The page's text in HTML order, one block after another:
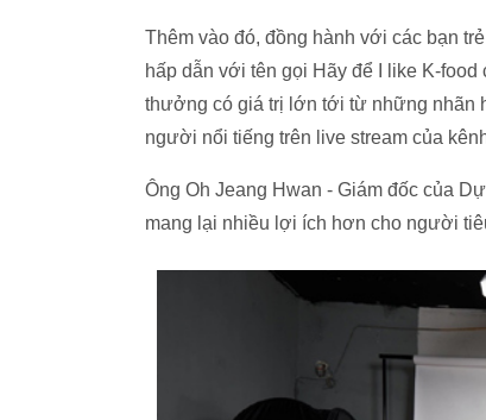
Thêm vào đó, đồng hành với các bạn
hấp dẫn với tên gọi Hãy để I like K-
thưởng có giá trị lớn tới từ những nhãn
người nổi tiếng trên live stream của
Ông Oh Jeang Hwan - Giám đốc của
mang lại nhiều lợi ích hơn cho người